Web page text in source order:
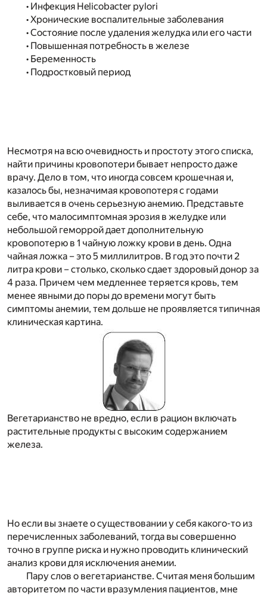
• Инфекция Helicobacter pylori
• Хронические воспалительные заболевания
• Состояние после удаления желудка или его части
• Повышенная потребность в железе
• Беременность
• Подростковый период
Несмотря на всю очевидность и простоту этого списка,
найти причины кровопотери бывает непросто даже
врачу. Дело в том, что иногда совсем крошечная и,
казалось бы, незначимая кровопотеря с годами
выливается в очень серьезную анемию. Представьте
себе, что малосимптомная эрозия в желудке или
небольшой геморрой дает дополнительную
кровопотерю в 1 чайную ложку крови в день. Одна
чайная ложка – это 5 миллилитров. В год это почти 2
литра крови – столько, сколько сдает здоровый донор за
4 раза. Причем чем медленнее теряется кровь, тем
менее явными до поры до времени могут быть
симптомы анемии, тем дольше не проявляется типичная
клиническая картина.
Вегетарианство не вредно, если в рацион включать
растительные продукты с высоким содержанием
железа.
Но если вы знаете о существовании у себя какого-то из
перечисленных заболеваний, тогда вы совершенно
точно в группе риска и нужно проводить клинический
анализ крови для исключения анемии.
Пару слов о вегетарианстве. Считая меня большим
авторитетом по части вразумления пациентов, мне